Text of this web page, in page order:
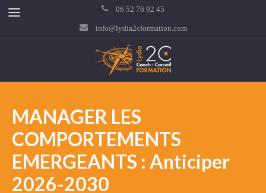
06 52 76 92 45
info@lydia2cformation.com
MANAGER LES
COMPORTEMENTS
EMERGEANTS : Anticiper
2026-2030